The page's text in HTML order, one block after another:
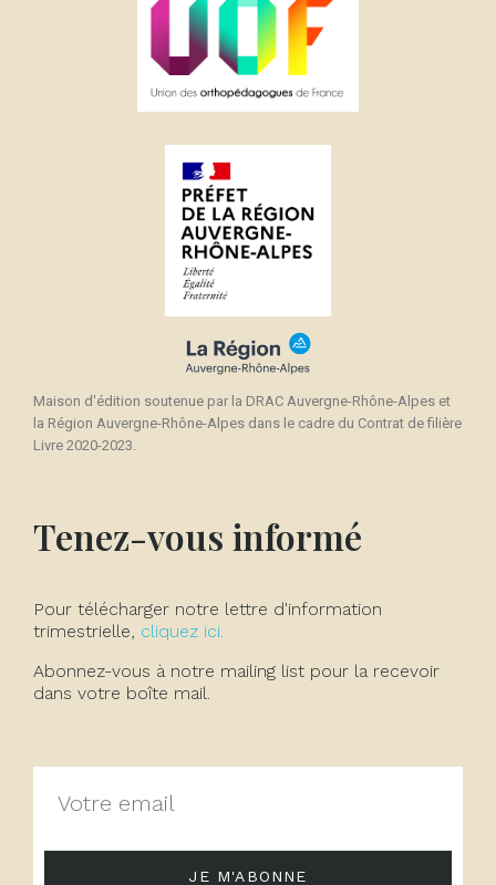
Maison d'édition soutenue par la DRAC Auvergne-Rhône-Alpes et
la Région Auvergne-Rhône-Alpes dans le cadre du Contrat de filière
Livre 2020-2023.
Tenez-vous informé
Pour télécharger notre lettre d'information
trimestrielle, cliquez ici.
Abonnez-vous à notre mailing list pour la recevoir
dans votre boîte mail.
JE M'ABONNE